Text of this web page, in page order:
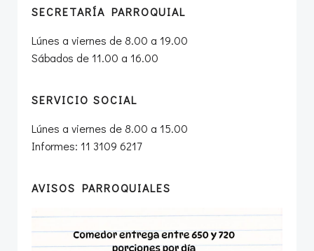
SECRETARÍA PARROQUIAL
Lúnes a viernes de 8.00 a 19.00
Sábados de 11.00 a 16.00
SERVICIO SOCIAL
Lúnes a viernes de 8.00 a 15.00
Informes: 11 3109 6217
AVISOS PARROQUIALES